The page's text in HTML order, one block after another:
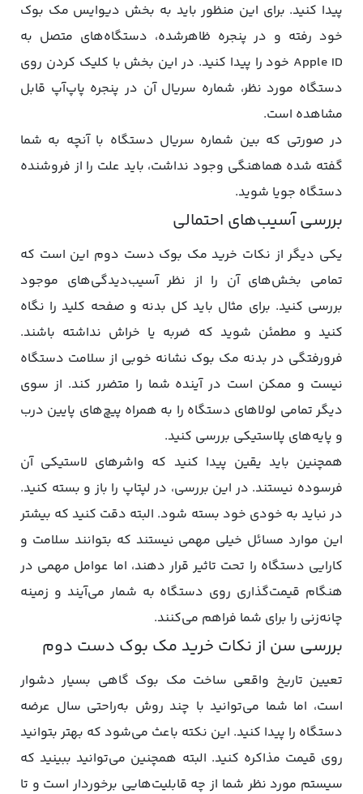
پیدا کنید. برای این منظور باید به بخش دیوایس مک‌ بوک
خود رفته و در پنجره ظاهرشده، دستگاه‌های متصل به
Apple ID خود را پیدا کنید. در این بخش با کلیک کردن روی
دستگاه مورد نظر، شماره سریال آن در پنجره پاپ‌آپ قابل
مشاهده است.
در صورتی که بین شماره سریال دستگاه با آنچه به شما
گفته شده هماهنگی وجود نداشت، باید علت را از فروشنده
دستگاه جویا شوید.
بررسی آسیب‌های احتمالی
یکی دیگر از نکات خرید مک بوک دست دوم این است که
تمامی بخش‌های آن را از نظر آسیب‌دیدگی‌های موجود
بررسی کنید. برای مثال باید کل بدنه و صفحه کلید را نگاه
کنید و مطمئن شوید که ضربه یا خراش نداشته باشند.
فرورفتگی در بدنه مک‌ بوک نشانه خوبی از سلامت دستگاه
نیست و ممکن است در آینده شما را متضرر کند. از سوی
دیگر تمامی لولاهای دستگاه را به همراه پیچ‌های پایین درب
و پایه‌های پلاستیکی بررسی کنید.
همچنین باید یقین پیدا کنید که واشرهای لاستیکی آن
فرسوده نیستند. در این بررسی، در لپتاپ را باز و بسته کنید.
در نباید به خودی خود بسته شود. البته دقت کنید که بیشتر
این موارد مسائل خیلی مهمی نیستند که بتوانند سلامت و
کارایی دستگاه را تحت تاثیر قرار دهند، اما عوامل مهمی در
هنگام قیمت‌گذاری روی دستگاه به شمار می‌آیند و زمینه
چانه‌زنی را برای شما فراهم می‌کنند.
بررسی سن از نکات خرید مک بوک دست دوم
تعیین تاریخ واقعی ساخت مک‌ بوک گاهی بسیار دشوار
است، اما شما می‌توانید با چند روش به‌راحتی سال عرضه
دستگاه را پیدا کنید. این نکته باعث می‌شود که بهتر بتوانید
روی قیمت مذاکره کنید. البته همچنین می‌توانید ببینید که
سیستم مورد نظر شما از چه قابلیت‌هایی برخوردار است و تا